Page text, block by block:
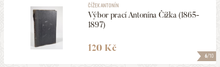
6/10
ČÍŽEK ANTONÍN
Výbor prací Antonína Čížka (1865-
1897)
120 Kč